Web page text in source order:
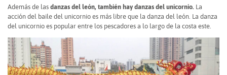
Además de las danzas del león, también hay danzas del unicornio. La
acción del baile del unicornio es más libre que la danza del león. La danza
del unicornio es popular entre los pescadores a lo largo de la costa este.